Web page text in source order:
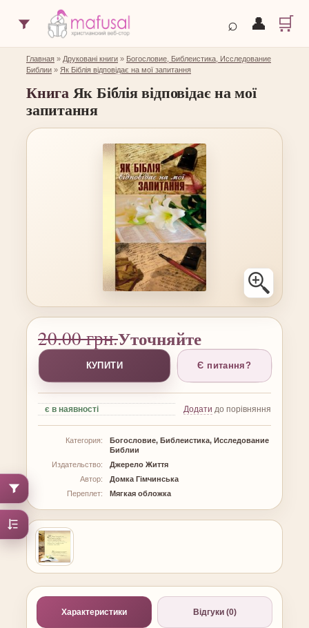
⌕ 👤 🛒
Главная » Друковані книги » Богословие, Библеистика, Исследование
Библии » Як Біблія відповідає на мої запитання
КнигаЯк Біблія відповідає на мої
запитання
20.00 грн.Уточняйте
КУПИТИ Є питання?
є в наявності Додати до порівняння
Категория:
Богословие, Библеистика, Исследование
Библии
Издательство:
Джерело Життя
Автор:
Домка Гімчинська
Переплет:
Мягкая обложка
Характеристики Відгуки (0)